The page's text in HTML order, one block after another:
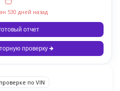
530 дней назад
отчет
проверку
по VIN